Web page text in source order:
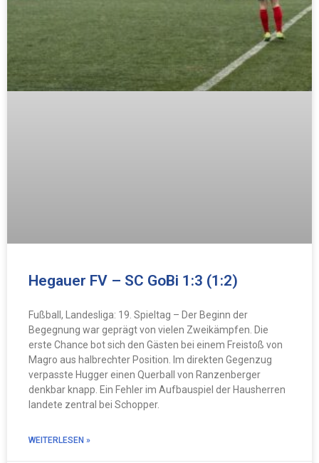
Hegauer FV – SC GoBi 1:3 (1:2)
Fußball, Landesliga: 19. Spieltag – Der Beginn der
Begegnung war geprägt von vielen Zweikämpfen. Die
erste Chance bot sich den Gästen bei einem Freistoß von
Magro aus halbrechter Position. Im direkten Gegenzug
verpasste Hugger einen Querball von Ranzenberger
denkbar knapp. Ein Fehler im Aufbauspiel der Hausherren
landete zentral bei Schopper.
WEITERLESEN »